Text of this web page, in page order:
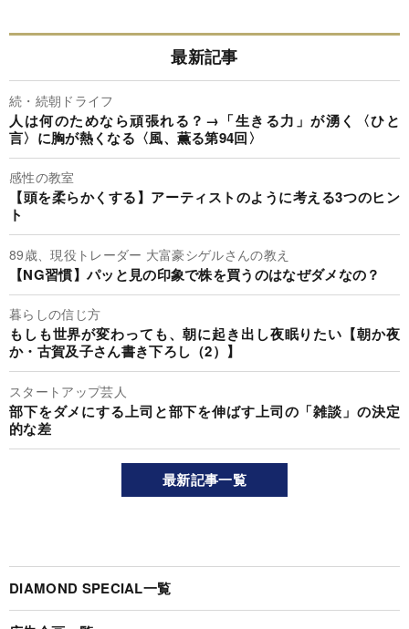
最新記事
続・続朝ドライフ
人は何のためなら頑張れる？→「生きる力」が湧く〈ひと
言〉に胸が熱くなる〈風、薫る第94回〉
感性の教室
【頭を柔らかくする】アーティストのように考える3つのヒン
ト
89歳、現役トレーダー 大富豪シゲルさんの教え
【NG習慣】パッと見の印象で株を買うのはなぜダメなの？
暮らしの信じ方
もしも世界が変わっても、朝に起き出し夜眠りたい【朝か夜
か・古賀及子さん書き下ろし（2）】
スタートアップ芸人
部下をダメにする上司と部下を伸ばす上司の「雑談」の決定
的な差
最新記事一覧
DIAMOND SPECIAL一覧